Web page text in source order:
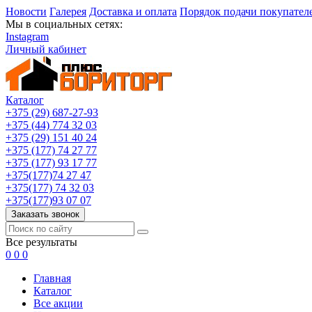
Новости Галерея Доставка и оплата Порядок подачи
Мы в социальных сетях:
Instagram
Личный кабинет
Каталог
+375 (29) 687-27-93
+375 (44) 774 32 03
+375 (29) 151 40 24
+375 (177) 74 27 77
+375 (177) 93 17 77
+375(177)74 27 47
+375(177) 74 32 03
+375(177)93 07 07
Заказать звонок
Все результаты
0 0 0
Главная
Каталог
Все акции